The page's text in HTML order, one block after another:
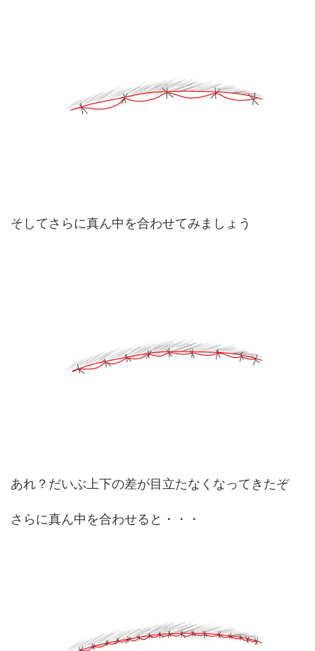
そしてさらに真ん中を合わせてみましょう
あれ？だいぶ上下の差が目立たなくなってきたぞ
さらに真ん中を合わせると・・・